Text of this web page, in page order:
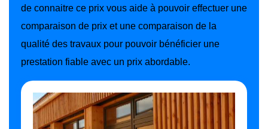
de connaitre ce prix vous aide à pouvoir effectuer une
comparaison de prix et une comparaison de la
qualité des travaux pour pouvoir bénéficier une
prestation fiable avec un prix abordable.